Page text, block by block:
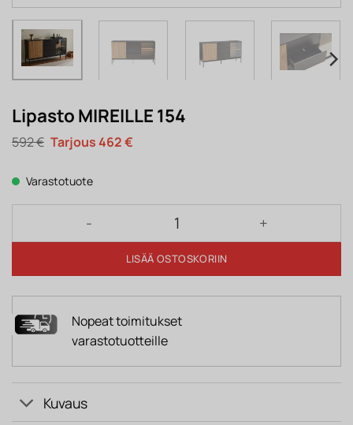
Lipasto MIREILLE 154
592€ Alkuperäinen
hinta
592 €.
462€Nykyinen
Varastotuote
Lipasto MIREILLE 154 määrä
LISÄÄ OSTOSKORIIN
Nopeat toimitukset
varastotuotteille
Kuvaus